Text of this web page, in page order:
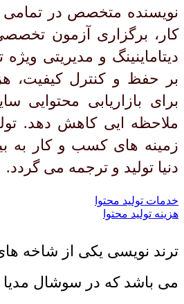
نویسنده متخصص در
کار، برگزاری آزمون
دیتاماینینگ و مدیریتی
بر حفظ و کنترل کیفیت،
برای بازاریابی محتوایی
ملاحظه ایی کاهش دهد.
دنیا تولید و ترجمه می گردد.
خدمات تولید محتوا
هزینه تولید محتوا
ترند نویسی یکی از شاخه
می باشد که در سوشال مدیا